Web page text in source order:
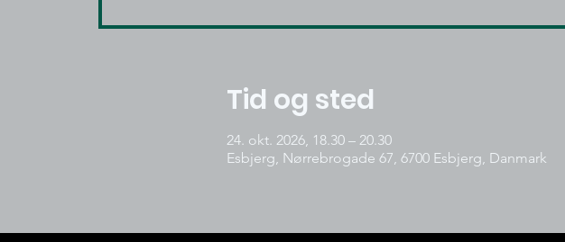
Tid og sted
24. okt. 2026, 18.30 – 20.30
Esbjerg, Nørrebrogade 67, 6700 Esbjerg, Danmark